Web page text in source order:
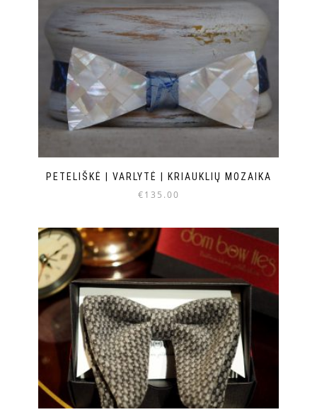
PETELIŠKĖ | VARLYTĖ | KRIAUKLIŲ MOZAIKA
€135.00